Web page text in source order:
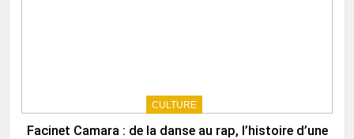
CULTURE
Facinet Camara : de la danse au rap, l’histoire d’une